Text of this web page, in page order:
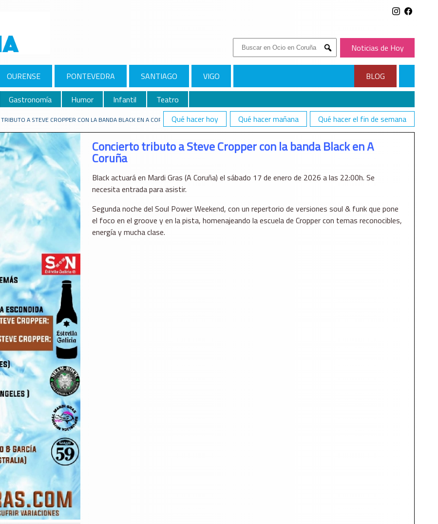
Buscar:
Submit
Noticias de Hoy
OURENSE PONTEVEDRA SANTIAGO VIGO
BLOG
Gastronomía Humor Infantil
Teatro
Qué hacer hoy
Qué hacer mañana Qué hacer el fin de semana
A STEVE CROPPER CON LA BANDA BLACK EN A CORUÑA
Concierto tributo a Steve Cropper con la banda Black en A
Coruña
Black actuará en Mardi Gras (A Coruña) el sábado 17 de enero de 2026 a las 22:00h. Se
necesita entrada para asistir.
Segunda noche del Soul Power Weekend, con un repertorio de versiones soul & funk que pone
el foco en el groove y en la pista, homenajeando la escuela de Cropper con temas reconocibles,
energía y mucha clase.